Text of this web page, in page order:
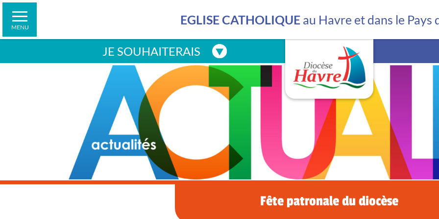
MENU
EGLISE CATHOLIQUE au Havre et dans le Pays
JE SOUHAITERAIS
Contacter la cellule d’écoute
Suivre des formations
Connaître les horaires de la librairie
Faire un don
La librairie
La bibliothèque
La lutte contre les
Fête patronale du diocèse